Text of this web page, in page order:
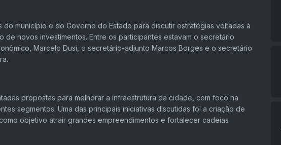
município e do Governo do Estado para discutir estratégias voltadas à
de novos investimentos. Entre os participantes estavam o secretário
Marcelo Dusi, o secretário-adjunto Marcos Borges e o secretário
propostas para melhorar a infraestrutura da cidade, com foco na
segmentos. Uma das principais iniciativas discutidas foi a criação de
objetivo atrair grandes empreendimentos e fortalecer cadeias